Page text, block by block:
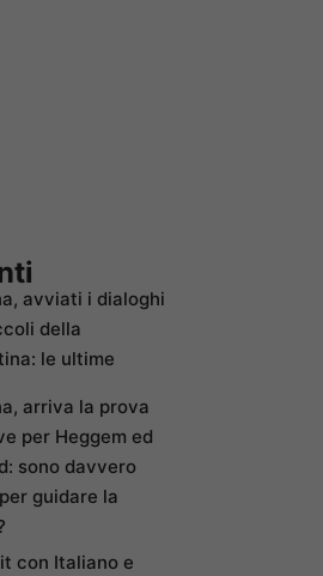
avviati i dialoghi
della
le ultime
arriva la prova
per Heggem ed
sono davvero
guidare la
con Italiano e